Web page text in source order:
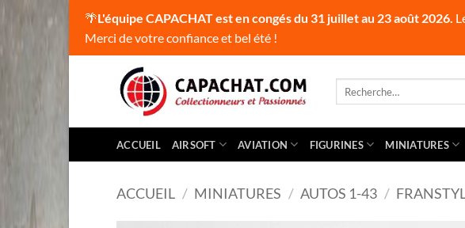
🌴L'équipe CAPACHAT est en congés du 31 juillet au 23 août 2026.
Merci de votre confiance et bel été !
ACCUEIL AIRSOFT AVIATION FIGURINES MINIATURES
ACCUEIL / MINIATURES / AUTOS 1-43 /